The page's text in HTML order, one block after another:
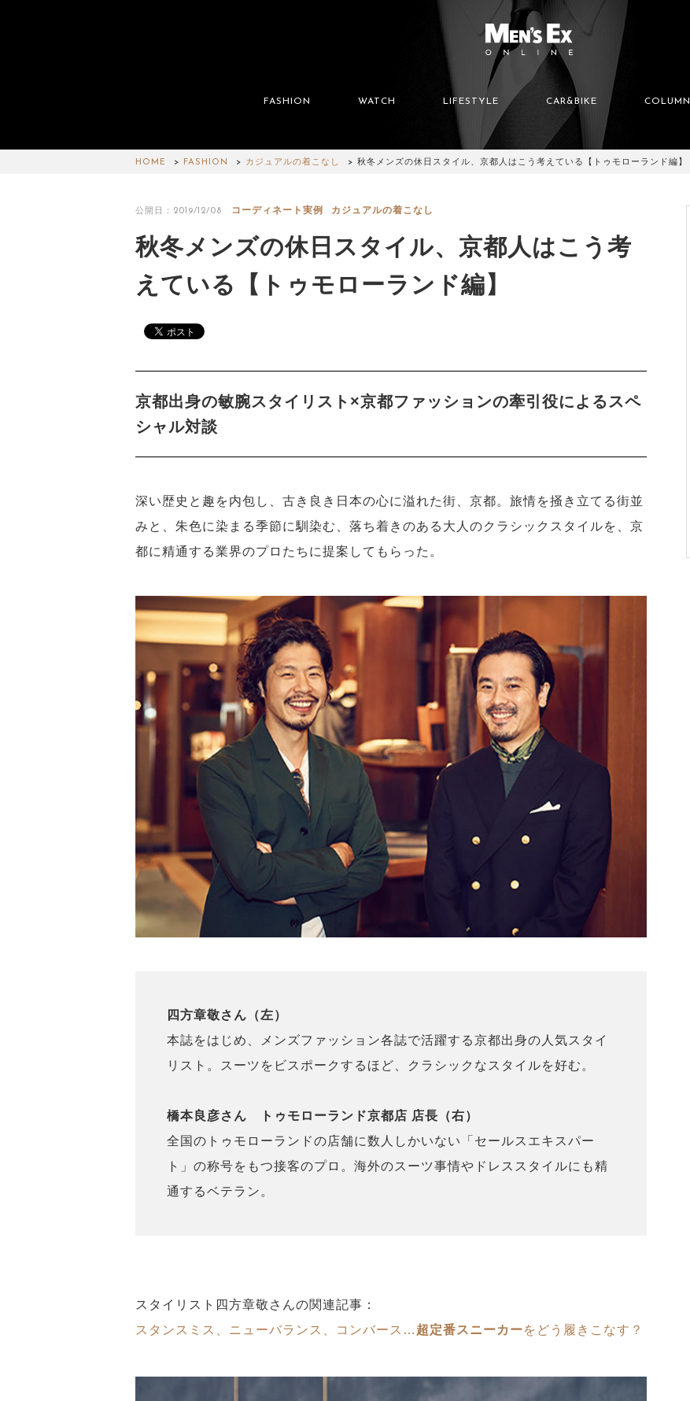
FASHION WATCH LIFESTYLE CAR&BIKE COLUMN
HOME FASHION カジュアルの着こなし 秋冬メンズの休日スタイル、京都人はこう考えている【トゥモローランド編】
公開日：2019/12/08 コーディネート実例 カジュアルの着こなし
秋冬メンズの休日スタイル、京都人はこう考
えている【トゥモローランド編】
京都出身の敏腕スタイリスト×京都ファッションの牽引役によるスペ
シャル対談
深い歴史と趣を内包し、古き良き日本の心に溢れた街、京都。旅情を掻き立てる街並
みと、朱色に染まる季節に馴染む、落ち着きのある大人のクラシックスタイルを、京
都に精通する業界のプロたちに提案してもらった。
四方章敬さん（左）
本誌をはじめ、メンズファッション各誌で活躍する京都出身の人気スタイ
リスト。スーツをビスポークするほど、クラシックなスタイルを好む。
橋本良彦さん トゥモローランド京都店 店長（右）
全国のトゥモローランドの店舗に数人しかいない「セールスエキスパー
ト」の称号をもつ接客のプロ。海外のスーツ事情やドレススタイルにも精
通するベテラン。
スタイリスト四方章敬さんの関連記事：
スタンスミス、ニューバランス、コンバース… 超定番スニーカーをどう履きこなす？